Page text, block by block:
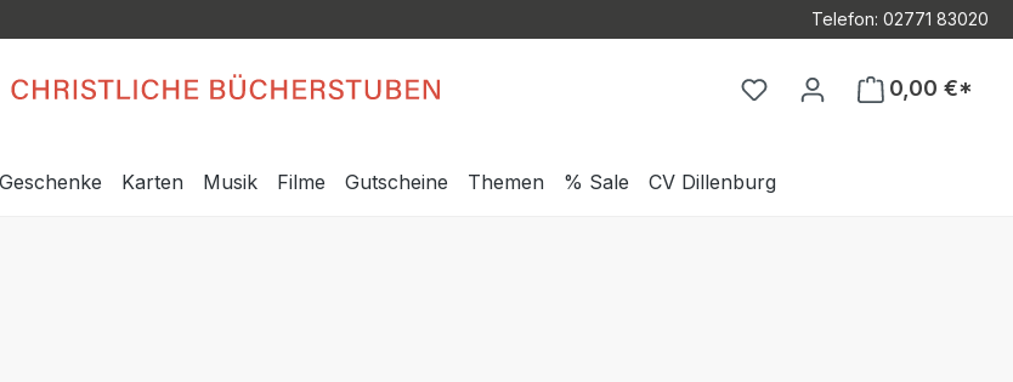
Telefon: 02771 83020
Du hast 0 Produkte auf
0,00 €*
Geschenke Karten Musik Filme Gutscheine Themen % Sale CV Dillenburg